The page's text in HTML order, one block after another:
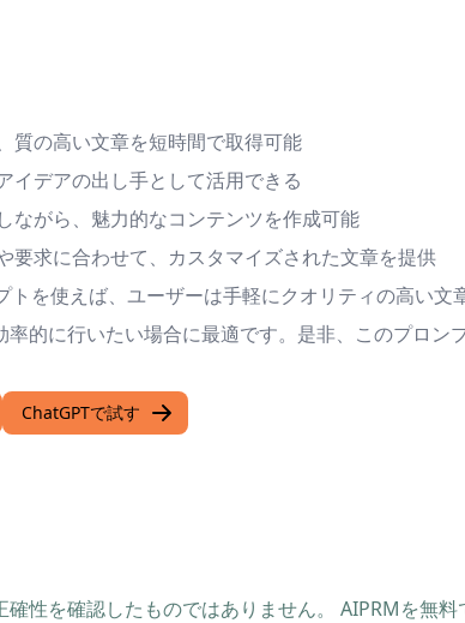
質の高い文章を短時間で取得可能
イデアの出し手として活用できる
ながら、魅力的なコンテンツを作成可能
要求に合わせて、カスタマイズされた文章を提供
トを使えば、ユーザーは手軽にクオリティの高い
率的に行いたい場合に最適です。是非、このプロン
ChatGPTで試す
性を確認したものではありません。 AIPRMを無